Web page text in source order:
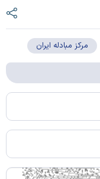
مرکز مبادله ایران